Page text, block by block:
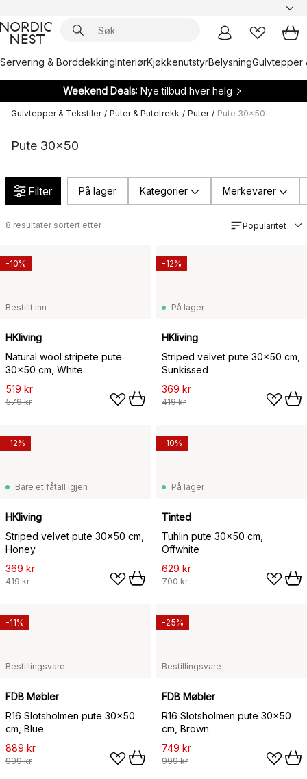
Servering & BorddekkingInteriørKjøkkenutstyrBelysningGulvtepper
Weekend Deals: Nye tilbud hver helg
Gulvtepper & Tekstiler / Puter & Putetrekk / Puter / Pute 30x50
Pute 30x50
Filter På lager Kategorier Merkevarer
8 resultater sortert etter Popularitet
Bestillt inn
HKliving
Natural wool stripete pute
30x50 cm, White
519 kr
579 kr
-10%
På lager
HKliving
Striped velvet pute 30x50 cm,
Sunkissed
369 kr
419 kr
-12%
Bare et fåtall igjen
HKliving
Striped velvet pute 30x50 cm,
Honey
369 kr
419 kr
-12%
På lager
Tinted
Tuhlin pute 30x50 cm,
Offwhite
629 kr
700 kr
-10%
Bestillingsvare
FDB Møbler
R16 Slotsholmen pute 30x50
cm, Blue
889 kr
999 kr
-11%
Bestillingsvare
FDB Møbler
R16 Slotsholmen pute 30x50
cm, Brown
749 kr
999 kr
-25%